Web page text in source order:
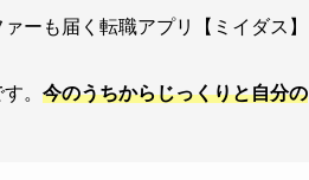
ーも届く転職アプリ【ミイダス】
す。今のうちからじっくりと自分の